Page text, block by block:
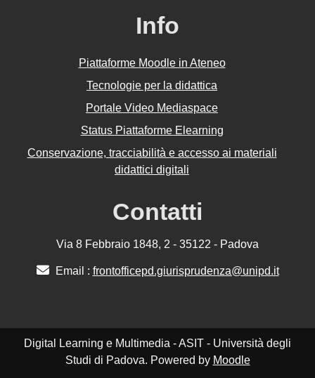
Info
Piattaforme Moodle in Ateneo
Tecnologie per la didattica
Portale Video Mediaspace
Status Piattaforme Elearning
Conservazione, tracciabilità e accesso ai materiali
didattici digitali
Contatti
Via 8 Febbraio 1848, 2 - 35122 - Padova
Email : frontofficepd.giurisprudenza@unipd.it
Digital Learning e Multimedia - ASIT - Università degli
Studi di Padova. Powered by Moodle